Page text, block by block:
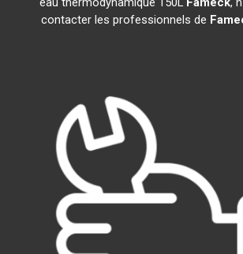
contacter les professionnels de